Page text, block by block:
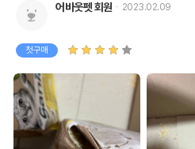
어바웃펫 회원 2023.02.09
첫구매